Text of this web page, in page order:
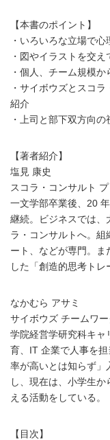
【本書のポイント】
・いろいろな立場で
・図やイラストを交
・個人、チーム規模
・サイボウズとスコ
紹介
・上司と部下双方向
【著者紹介】
塩見 康史
スコラ・コンサルト
一文学部卒業後、20
継続。ビジネスでは、
ラ・コンサルトへ。組
ート、などが専門。ま
した「創造的思考トレ
なかむら アサミ
サイボウズ チームワ
学院経営学研究科キャ
育、IT 企業で人事を
率が高いとは知らず」
し、現在は、小学生
える活動をしている。
【目次】